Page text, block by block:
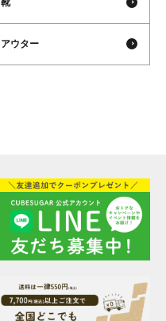
靴
アウター